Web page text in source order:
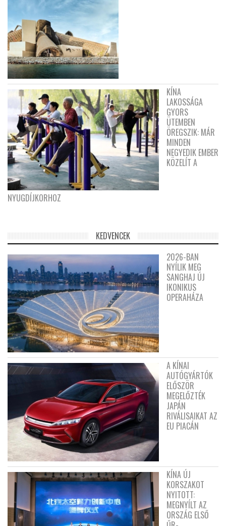
KÍNA
LAKOSSÁGA
GYORS
ÜTEMBEN
ÖREGSZIK: MÁR
MINDEN
NEGYEDIK EMBER
KÖZELÍT A
NYUGDÍJKORHOZ
KEDVENCEK
2026-BAN
NYÍLIK MEG
SANGHAJ ÚJ
IKONIKUS
OPERAHÁZA
A KÍNAI
AUTÓGYÁRTÓK
ELŐSZÖR
MEGELŐZTÉK
JAPÁN
RIVÁLISAIKAT AZ
EU PIACÁN
KÍNA ÚJ
KORSZAKOT
NYITOTT:
MEGNYÍLT AZ
ORSZÁG ELSŐ